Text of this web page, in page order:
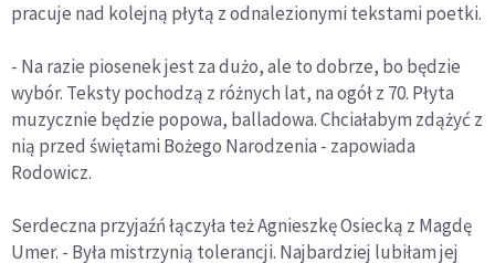
pracuje nad kolejną płytą z odnalezionymi tekstami poetki.
- Na razie piosenek jest za dużo, ale to dobrze, bo będzie
wybór. Teksty pochodzą z różnych lat, na ogół z 70. Płyta
muzycznie będzie popowa, balladowa. Chciałabym zdążyć z
nią przed świętami Bożego Narodzenia - zapowiada
Rodowicz.
Serdeczna przyjaźń łączyła też Agnieszkę Osiecką z Magdę
Umer. - Była mistrzynią tolerancji. Najbardziej lubiłam jej